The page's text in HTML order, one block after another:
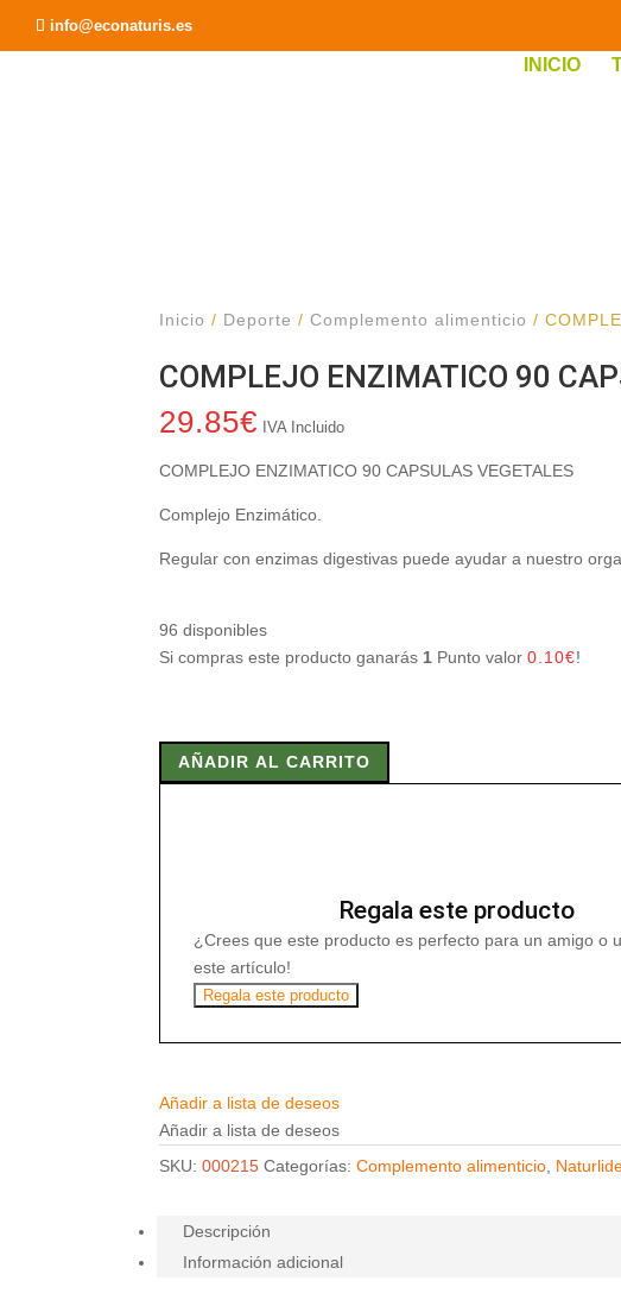
info@econaturis.es
INICIO
Inicio / Deporte /Complemento alimenticio /
COMPLEJO ENZIMATICO 90
29.85€ IVA Incluido
COMPLEJO ENZIMATICO 90 CAPSULAS VEGETALES
Complejo Enzimático.
Regular con enzimas digestivas puede ayudar a nuestro
96 disponibles
Si compras este producto ganarás 1 Punto valor0.10€!
ENZIMATICO
AÑADIR AL CARRITO
Regala este producto
¿Crees que este producto es perfecto para un amigo o
este artículo!
Regala este producto
Añadir a lista de deseos
Añadir a lista de deseos
SKU:000215 Categorías:Complemento alimenticio,
Descripción
Información adicional